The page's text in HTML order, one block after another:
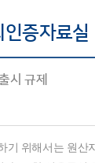
이
료실
인증자료실
시 규제
기 위해서는 원산